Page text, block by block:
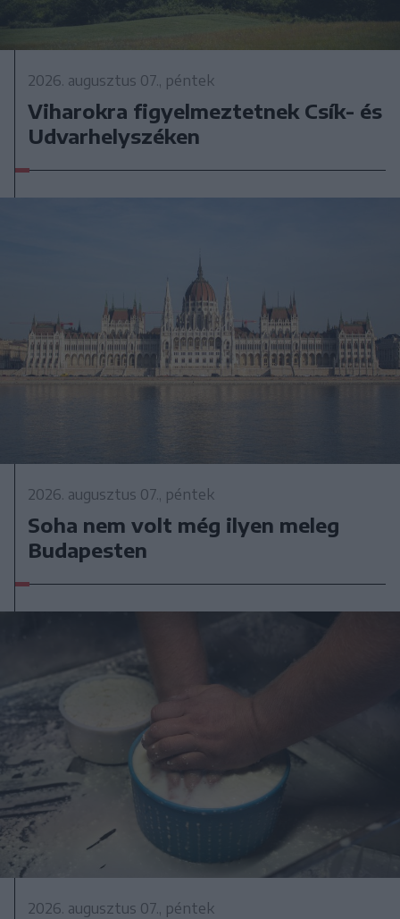
2026. augusztus 07., péntek
Viharokra figyelmeztetnek Csík- és
Udvarhelyszéken
2026. augusztus 07., péntek
Soha nem volt még ilyen meleg
Budapesten
2026. augusztus 07., péntek